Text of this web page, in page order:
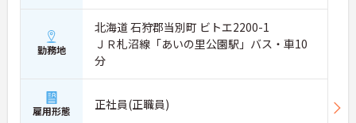
勤務地
北海道 石狩郡当別町 ビトエ2200-1
ＪＲ札沼線「あいの里公園駅」バス・車10
分
雇用形態 正社員(正職員)